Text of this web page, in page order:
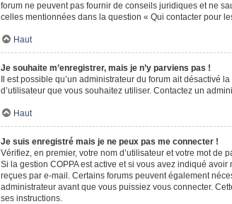
forum ne peuvent pas fournir de conseils juridiques et ne
celles mentionnées dans la question « Qui contacter pour
Haut
Je souhaite m’enregistrer, mais je n’y parviens pas !
Il est possible qu’un administrateur du forum ait désactivé
d’utilisateur que vous souhaitez utiliser. Contactez un
Haut
Je suis enregistré mais je ne peux pas me connecter !
Vérifiez, en premier, votre nom d’utilisateur et votre mot de
Si la gestion COPPA est active et si vous avez indiqué
reçues par e-mail. Certains forums peuvent également
administrateur avant que vous puissiez vous connecter.
ses instructions.